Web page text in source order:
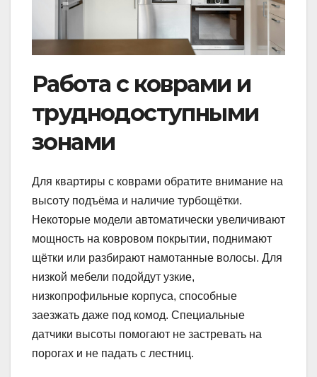
Работа с коврами и
труднодоступными
зонами
Для квартиры с коврами обратите внимание на
высоту подъёма и наличие турбощётки.
Некоторые модели автоматически увеличивают
мощность на ковровом покрытии, поднимают
щётки или разбирают намотанные волосы. Для
низкой мебели подойдут узкие,
низкопрофильные корпуса, способные
заезжать даже под комод. Специальные
датчики высоты помогают не застревать на
порогах и не падать с лестниц.